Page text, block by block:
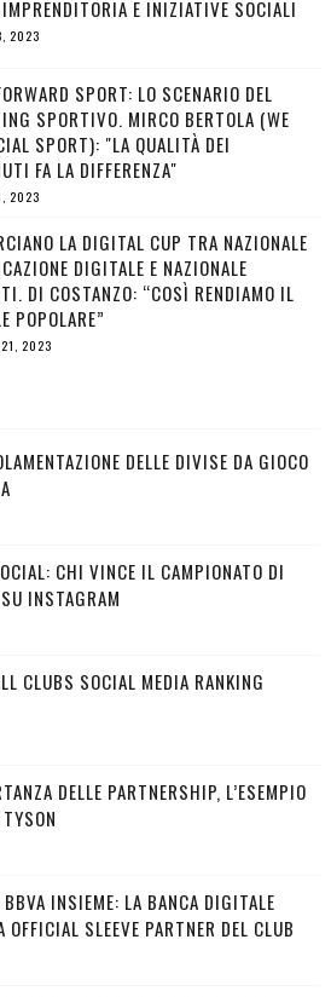
E INIZIATIVE SOCIALI
2023
SPORT: LO SCENARIO DEL
SPORTIVO. MIRCO BERTOLA (WE
SPORT): "LA QUALITÀ DEI
FA LA DIFFERENZA"
2023
LA DIGITAL CUP TRA NAZIONALE
DIGITALE E NAZIONALE
DI COSTANZO: “COSÌ RENDIAMO IL
POPOLARE”
21, 2023
DELLE DIVISE DA GIOCO
CHI VINCE IL CAMPIONATO DI
INSTAGRAM
CLUBS SOCIAL MEDIA RANKING
DELLE PARTNERSHIP, L’ESEMPIO
BBVA INSIEME: LA BANCA DIGITALE
OFFICIAL SLEEVE PARTNER DEL CLUB